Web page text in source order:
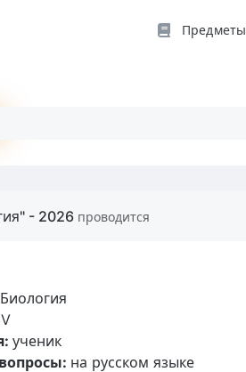
Предметы
- 2026 проводится
Биология
ученик
на русском языке